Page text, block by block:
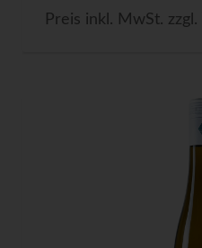
Preis inkl. MwSt. zzgl.